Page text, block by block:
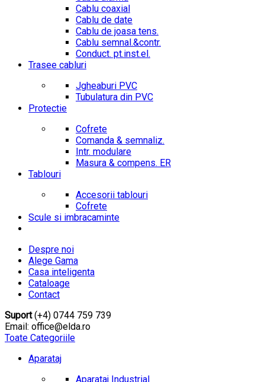
Cablu coaxial
Cablu de date
Cablu de joasa tens.
Cablu semnal.&contr.
Conduct. pt.inst.el.
Trasee cabluri
Jgheaburi PVC
Tubulatura din PVC
Protectie
Cofrete
Comanda & semnaliz.
Intr. modulare
Masura & compens. ER
Tablouri
Accesorii tablouri
Cofrete
Scule si imbracaminte
Despre noi
Alege Gama
Casa inteligenta
Cataloage
Contact
Suport(+4) 0744 759 739
Email: office@elda.ro
Toate Categoriile
Aparataj
Aparataj Industrial